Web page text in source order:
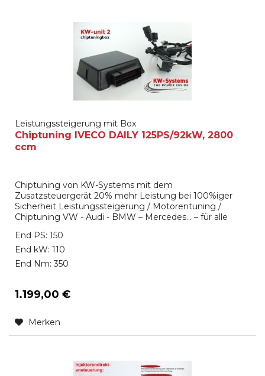
Leistungssteigerung mit Box
Chiptuning IVECO DAILY 125PS/92kW, 2800
ccm
Chiptuning von KW-Systems mit dem
Zusatzsteuergerät 20% mehr Leistung bei 100%iger
Sicherheit Leistungssteigerung / Motorentuning /
Chiptuning VW - Audi - BMW – Mercedes… – für alle
(KW- unit ), oft auch als Powerbox oder Tuningbox
bezeichnet, unterscheidet sich von den üblichen
Angeboten durch eine integrierte aufwendige...
End PS: 150
End kW: 110
End Nm: 350
1.199,00 €
Merken